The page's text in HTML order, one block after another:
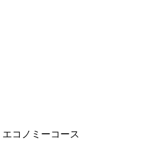
コノミーコース